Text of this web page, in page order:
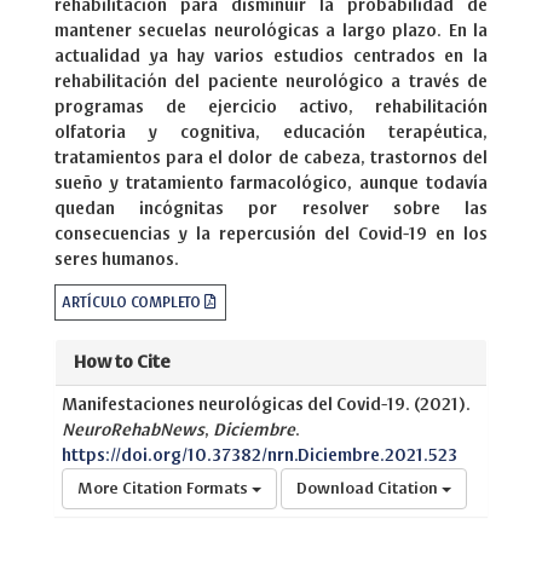
rehabilitación para disminuir la probabilidad de
mantener secuelas neurológicas a largo plazo. En la
actualidad ya hay varios estudios centrados en la
rehabilitación del paciente neurológico a través de
programas de ejercicio activo, rehabilitación
olfatoria y cognitiva, educación terapéutica,
tratamientos para el dolor de cabeza, trastornos del
sueño y tratamiento farmacológico, aunque todavía
quedan incógnitas por resolver sobre las
consecuencias y la repercusión del Covid-19 en los
seres humanos.
ARTÍCULO COMPLETO
How to Cite
Manifestaciones neurológicas del Covid-19. (2021).
NeuroRehabNews, Diciembre.
https://doi.org/10.37382/nrn.Diciembre.2021.523
More Citation Formats Download Citation